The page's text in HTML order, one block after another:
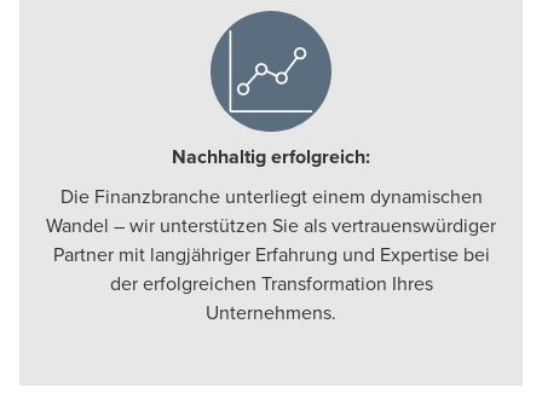
Nachhaltig erfolgreich:
Die Finanzbranche unterliegt einem dynamischen
Wandel – wir unterstützen Sie als vertrauenswürdiger
Partner mit langjähriger Erfahrung und Expertise bei
der erfolgreichen Transformation Ihres
Unternehmens.